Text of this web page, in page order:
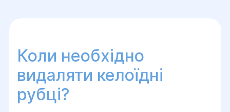
Коли необхідно
видаляти келоїдні
рубці?